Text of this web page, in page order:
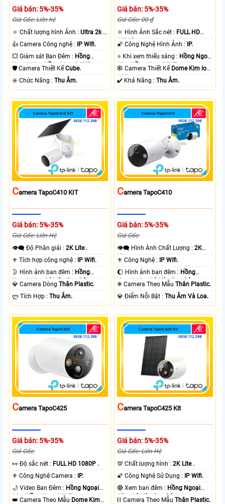
Giá bán: 5%-35%
Giá Gốc: Liên hệ
🔅 Chất lượng hình Ảnh :Ultra 2k +
.
👍 Camera Công nghệ :
IP Wifi.
💥 Giám sát Ban Đêm : Hồng
Ngoại 10m Hồng Ngoại SMD.
🛡 Camera Thiết KếCube.
️☣️ Chức Năng :Thu Âm.
Giá bán: 5%-35%
Giá Gốc: 00 ₫
🔆 Hình Ảnh Sắc nét : FULL HD
1080P .
🌠 Công Nghệ Hình Ảnh :
IP.
⭐ Khi xem thiếu sáng : Hồng Ngoại
10m Hồng Ngoại SMD.
🕸️ Camera Thiết Kế Dome Kim loại
+ Nhựa.
️✔️ Khả Năng :Thu Âm.
CAmera TapoC410 KIT
Giá bán: 5%-35%
Giá Gốc: Liên Hệ
👁️‍🗨 Độ Phân giải :2K Lite .
⚜️ Tích hợp công nghệ : IP Wifi.
🌛 Hình ảnh ban đêm : Hồng
Ngoại 10m Có Màu Ban Ðêm.
💎 Camera DòngThân Plastic.
️ლ Tích Hợp :Thu Âm.
CAmera TapoC410
Giá bán: 5%-35%
Giá Gốc:
👁️‍🗨 Hình Ành Chất Lượng :2K
Lite .
⚜️ Công Nghệ : IP Wifi.
🌔 Hình ảnh ban đêm : Hồng
Ngoại 10m Có Màu Ban Ðêm.
❄ Camera Theo MẫuThân Plastic.
️💎 Điểm Nỗi Bật :Thu Âm Và Loa.
CAmera TapoC425
Giá bán: 5%-35%
Giá Gốc:
️👀 Độ sắc nét : FULL HD 1080P .
⚜️ Công Nghệ Camera : IP.
🌙 Video Ban Đêm : Hồng Ngoại
10m Hồng Ngoại SMD.
👑 Camera Theo Mẫu Dome Kim
CAmera TapoC425 Kit
Giá bán: 5%-35%
Giá Gốc: Liên Hệ
💯 Chất lượng hình :2K Lite .
🌠 Công Nghệ Sử Dụng : IP Wifi.
🔴 Xem ban đêm : Hồng Ngoại
15m Có Màu Ban Ðêm.
⛓ Camera Theo MẫuThân Plastic.